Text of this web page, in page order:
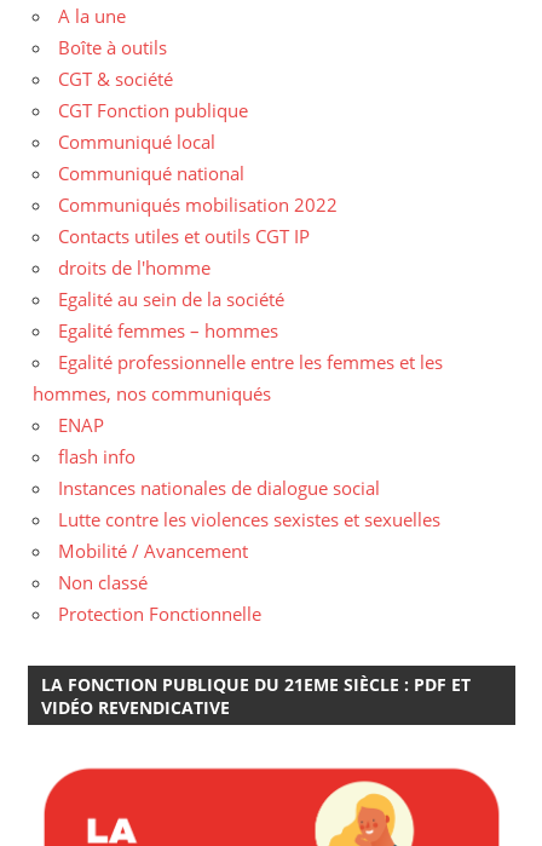
A la une
Boîte à outils
CGT & société
CGT Fonction publique
Communiqué local
Communiqué national
Communiqués mobilisation 2022
Contacts utiles et outils CGT IP
droits de l'homme
Egalité au sein de la société
Egalité femmes – hommes
Egalité professionnelle entre les femmes et les
hommes, nos communiqués
ENAP
flash info
Instances nationales de dialogue social
Lutte contre les violences sexistes et sexuelles
Mobilité / Avancement
Non classé
Protection Fonctionnelle
LA FONCTION PUBLIQUE DU 21EME SIÈCLE : PDF ET
VIDÉO REVENDICATIVE